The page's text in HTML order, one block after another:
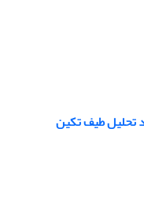
تحلیل طیف تکین